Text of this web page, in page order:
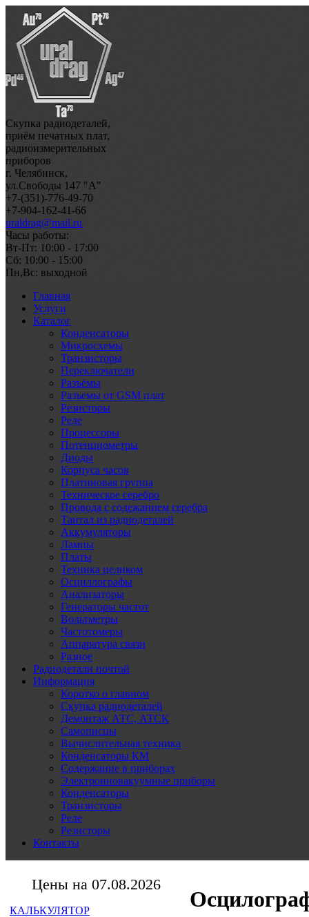
Скупка радиодеталей,
приём печатных плат,
радиоизмерительных
приборов
г. Челябинск,
ул.Свободы 147 "А"
+7-(351)-776-49-70
+7-904-162-41-66
uraldrag@mail.ru
Часы работы:
Вт-Пт: 10:00 - 17:00
Сб: 10:00 - 15:00
Пн,Вс: выходной
Главная
Услуги
Каталог
Конденсаторы
Микросхемы
Транзисторы
Переключатели
Разъёмы
Разъемы от GSM плат
Резисторы
Реле
Процессоры
Потенциометры
Диоды
Корпуса часов
Платиновая группа
Техническое серебро
Провода с содежанием серебра
Тантал из радиодеталей
Аккумуляторы
Лампы
Платы
Техника целиком
Осциллографы
Анализаторы
Генераторы частот
Вольтметры
Частотомеры
Аппаратура связи
Разное
Радиодетали почтой
Информация
Коротко о главном
Скупка радиодеталей
Демонтаж АТС, АТСК
Самописцы
Вычислительная техника
Конденсаторы КМ
Содержание в приборах
Электронновакуумные приборы
Конденсаторы
Транзисторы
Реле
Резисторы
Контакты
Цены на 07.08.2026
КАЛЬКУЛЯТОР